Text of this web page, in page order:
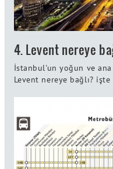
4. Levent nereye
İstanbul'un yoğun ve
Levent nereye bağlı? işte